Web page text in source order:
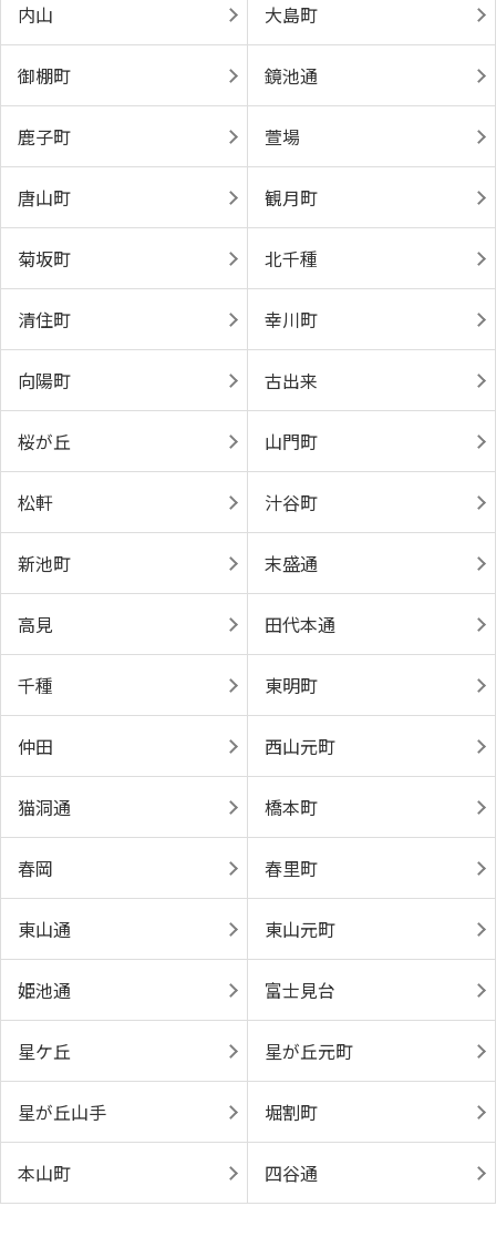
内山 大島町
御棚町 鏡池通
鹿子町 萱場
唐山町 観月町
菊坂町 北千種
清住町 幸川町
向陽町 古出来
桜が丘 山門町
松軒 汁谷町
新池町 末盛通
高見 田代本通
千種 東明町
仲田 西山元町
猫洞通 橋本町
春岡 春里町
東山通 東山元町
姫池通 富士見台
星ケ丘 星が丘元町
星が丘山手 堀割町
本山町 四谷通